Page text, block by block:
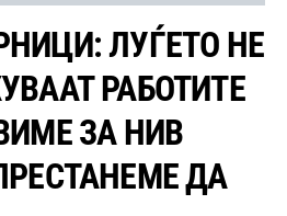
ЛУЃЕТО НЕ
РАБОТИТЕ
ЗА НИВ
ДА